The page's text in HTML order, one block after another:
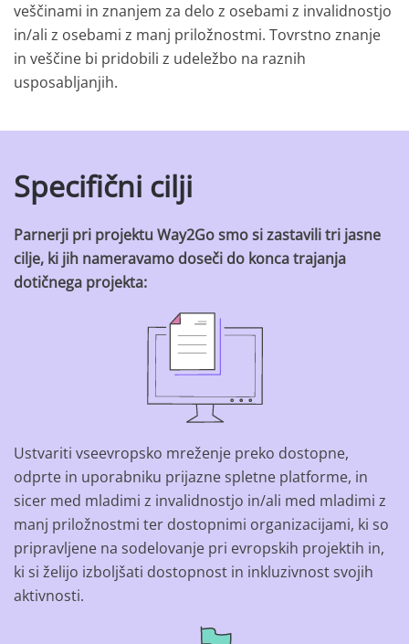
veščinami in znanjem za delo z osebami z invalidnostjo
in/ali z osebami z manj priložnostmi. Tovrstno znanje
in veščine bi pridobili z udeležbo na raznih
usposabljanjih.
Specifični cilji
Parnerji pri projektu Way2Go smo si zastavili tri jasne
cilje, ki jih nameravamo doseči do konca trajanja
dotičnega projekta:
Ustvariti vseevropsko mreženje preko dostopne,
odprte in uporabniku prijazne spletne platforme, in
sicer med mladimi z invalidnostjo in/ali med mladimi z
manj priložnostmi ter dostopnimi organizacijami, ki so
pripravljene na sodelovanje pri evropskih projektih in,
ki si želijo izboljšati dostopnost in inkluzivnost svojih
aktivnosti.